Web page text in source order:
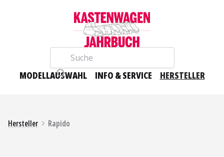
Suche
MODELLAUSWAHL INFO & SERVICE HERSTELLER
Hersteller Rapido